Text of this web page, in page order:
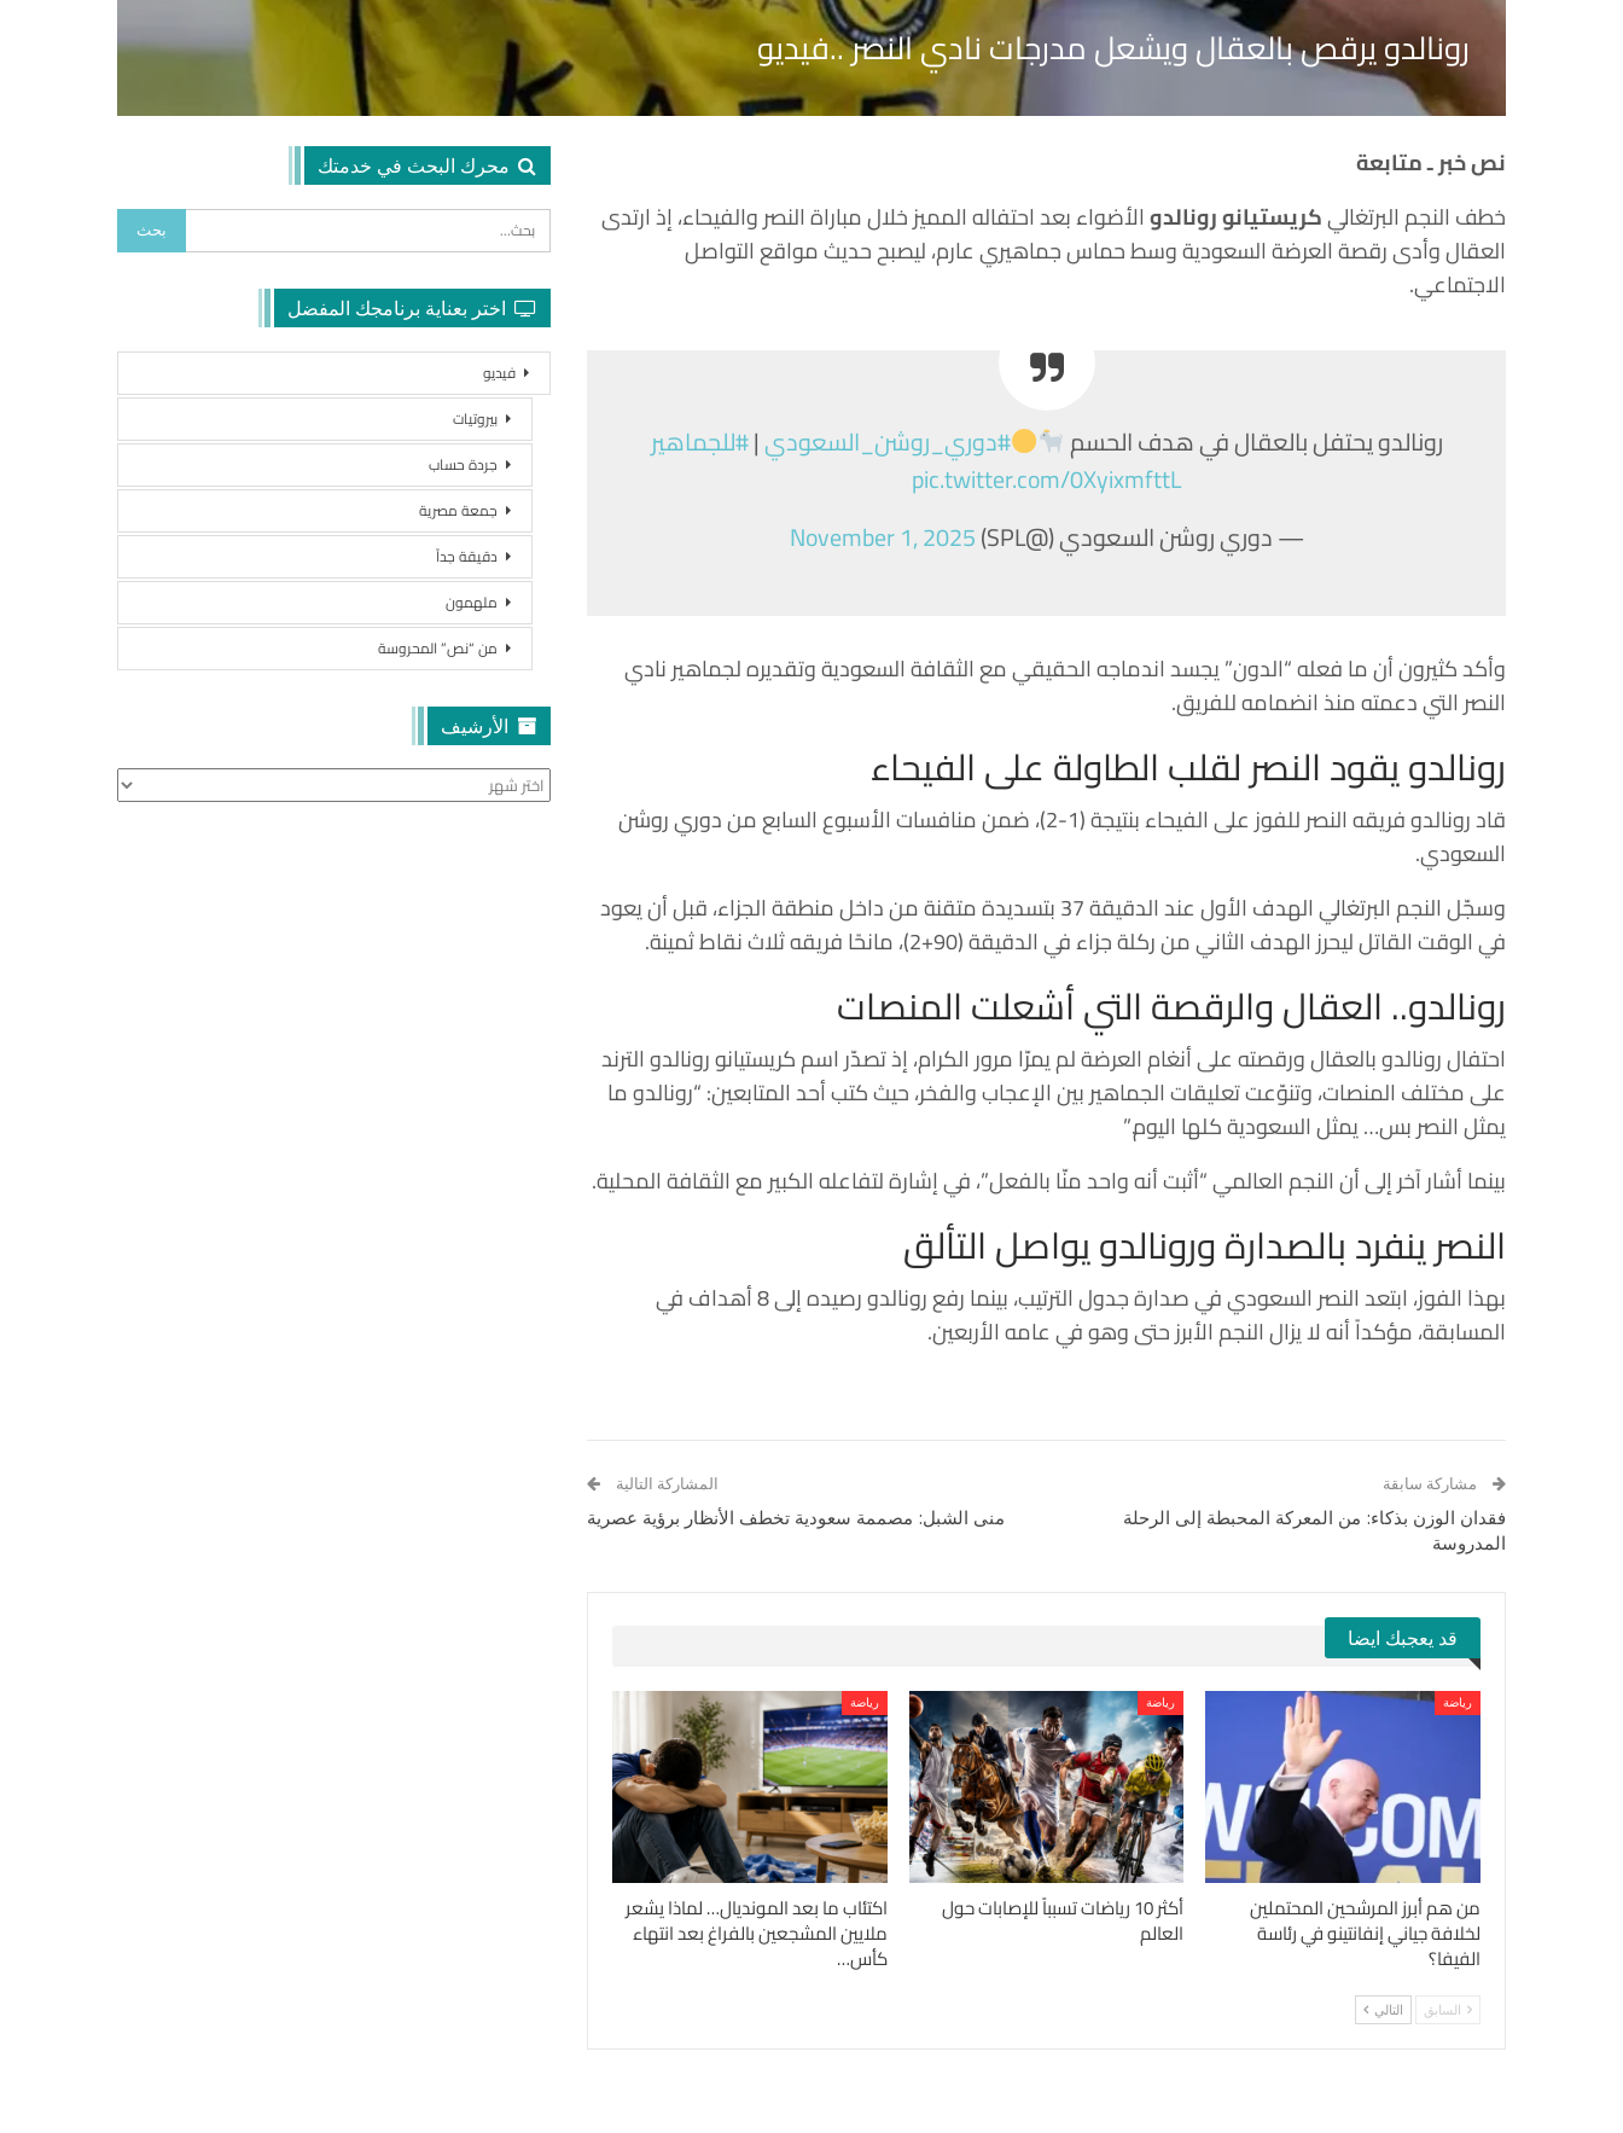
رونالدو يرقص بالعقال ويشعل مدرجات نادي النصر ..فيديو
نص خبر ـ متابعة
خطف النجم البرتغاليكريستيانو رونالدوالأضواء بعد احتفاله المميز خلال مباراة النصر والفيحاء، إذ ارتدى
العقال وأدى رقصة العرضة السعودية وسط حماس جماهيري عارم، ليصبح حديث مواقع التواصل
الاجتماعي.
رونالدو يحتفل بالعقال في هدف الحسم #دوري_روشن_السعودي|#للجماهير
pic.twitter.com/0XyixmfttL
— دوري روشن السعودي (@SPL)
November 1, 2025
وأكد كثيرون أن ما فعله “الدون” يجسد اندماجه الحقيقي مع الثقافة السعودية وتقديره لجماهير نادي
النصر التي دعمته منذ انضمامه للفريق.
رونالدو يقود النصر لقلب الطاولة على الفيحاء
قاد رونالدو فريقه النصر للفوز على الفيحاء بنتيجة (1-2)، ضمن منافسات الأسبوع السابع من دوري روشن
السعودي.
وسجّل النجم البرتغالي الهدف الأول عند الدقيقة 37 بتسديدة متقنة من داخل منطقة الجزاء، قبل أن يعود
في الوقت القاتل ليحرز الهدف الثاني من ركلة جزاء في الدقيقة (90+2)، مانحًا فريقه ثلاث نقاط ثمينة.
رونالدو.. العقال والرقصة التي أشعلت المنصات
احتفال رونالدو بالعقال ورقصته على أنغام العرضة لم يمرّا مرور الكرام، إذ تصدّر اسم كريستيانو رونالدو الترند
على مختلف المنصات، وتنوّعت تعليقات الجماهير بين الإعجاب والفخر، حيث كتب أحد المتابعين: “رونالدو ما
يمثل النصر بس… يمثل السعودية كلها اليوم.”
بينما أشار آخر إلى أن النجم العالمي “أثبت أنه واحد منّا بالفعل”، في إشارة لتفاعله الكبير مع الثقافة المحلية.
النصر ينفرد بالصدارة ورونالدو يواصل التألق
بهذا الفوز، ابتعد النصر السعودي في صدارة جدول الترتيب، بينما رفع رونالدو رصيده إلى 8 أهداف في
المسابقة، مؤكداً أنه لا يزال النجم الأبرز حتى وهو في عامه الأربعين.
مشاركة سابقة
فقدان الوزن بذكاء: من المعركة المحبطة إلى الرحلة
المدروسة
المشاركة التالية
منى الشبل: مصممة سعودية تخطف الأنظار برؤية عصرية
قد يعجبك ايضا
رياضة
من هم أبرز المرشحين المحتملين
لخلافة جياني إنفانتينو في رئاسة
الفيفا؟
رياضة
أكثر 10 رياضات تسبباً للإصابات حول
العالم
رياضة
اكتئاب ما بعد المونديال… لماذا يشعر
ملايين المشجعين بالفراغ بعد انتهاء
كأس…
السابق التالي
محرك البحث في خدمتك
اختر بعناية برنامجك المفضل
فيديو
بيروتيات
جردة حساب
جمعة مصرية
دقيقة جداً
ملهمون
من “نص” المحروسة
الأرشيف
الأرشيف